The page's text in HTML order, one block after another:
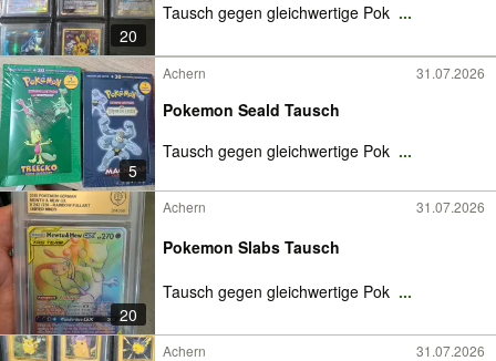
20
Tausch gegen gleichwertige Pok ...
5
Achern 31.07.2026
Pokemon Seald Tausch
Tausch gegen gleichwertige Pok ...
20
Achern 31.07.2026
Pokemon Slabs Tausch
Tausch gegen gleichwertige Pok ...
Achern 31.07.2026